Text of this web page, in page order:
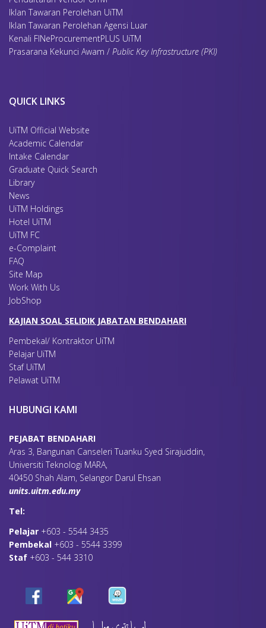
Iklan Tawaran Perolehan UiTM
Iklan Tawaran Perolehan Agensi Luar
Kenali FINeProcurementPLUS UiTM
Prasarana Kekunci Awam / Public Key Infrastructure (PKI)
QUICK LINKS
UiTM Official Website
Academic Calendar
Intake Calendar
Graduate Quick Search
Library
News
UiTM Holdings
Hotel UiTM
UiTM FC
e-Complaint
FAQ
Site Map
Work With Us
JobShop
KAJIAN SOAL SELIDIK JABATAN BENDAHARI
Pembekal/ Kontraktor UiTM
Pelajar UiTM
Staf UiTM
Pelawat UiTM
HUBUNGI KAMI
PEJABAT BENDAHARI
Aras 3, Bangunan Canseleri Tuanku Syed Sirajuddin,
Universiti Teknologi MARA,
40450 Shah Alam, Selangor Darul Ehsan
units.uitm.edu.my
Tel:
Pelajar +603 - 5544 3435
Pembekal +603 - 5544 3399
Staf +603 - 544 3310